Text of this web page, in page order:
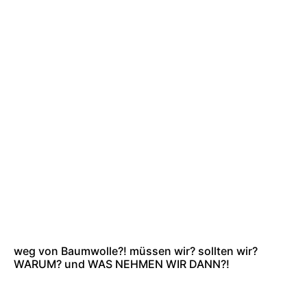
weg von Baumwolle?! müssen wir? sollten wir?
WARUM? und WAS NEHMEN WIR DANN?!